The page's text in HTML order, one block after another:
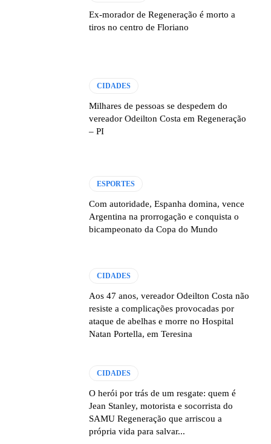
Ex-morador de Regeneração é morto a
tiros no centro de Floriano
CIDADES
Milhares de pessoas se despedem do
vereador Odeilton Costa em Regeneração
– PI
ESPORTES
Com autoridade, Espanha domina, vence
Argentina na prorrogação e conquista o
bicampeonato da Copa do Mundo
CIDADES
Aos 47 anos, vereador Odeilton Costa não
resiste a complicações provocadas por
ataque de abelhas e morre no Hospital
Natan Portella, em Teresina
CIDADES
O herói por trás de um resgate: quem é
Jean Stanley, motorista e socorrista do
SAMU Regeneração que arriscou a
própria vida para salvar...